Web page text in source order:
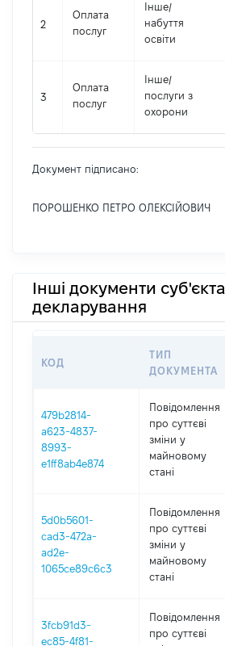
2
Оплата
послуг
Інше/
набуття
освіти
3
Оплата
послуг
Інше/
послуги з
охорони
Документ підписано:
ПОРОШЕНКО ПЕТРО ОЛЕКСІЙОВИЧ
Інші документи суб'єкта
декларування
КОД
ТИП
ДОКУМЕНТА
479b2814-
a623-4837-
8993-
e1ff8ab4e874
Повідомлення
про суттєві
зміни y
майновому
стані
5d0b5601-
cad3-472a-
ad2e-
1065ce89c6c3
Повідомлення
про суттєві
зміни y
майновому
стані
3fcb91d3-
ec85-4f81-
Повідомлення
про суттєві